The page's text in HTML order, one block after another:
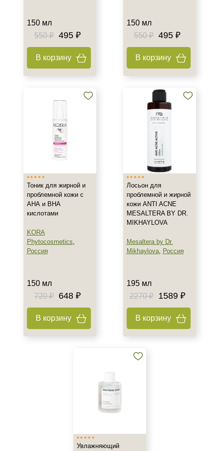
Домашняя
Тип кожи
После 20
Действие
Очищение
Тонизация
Акне
Воспаление
Себорея
Показать еще
150 мл
550 ₽ 495 ₽
В корзину
150 мл
550 ₽ 495 ₽
В корзину
Тоник для жирной и
проблемной кожи с
АНА и ВНА
кислотами
KORA
Phytocosmetics,
Россия
150 мл
720 ₽
648 ₽
В корзину
Лосьон для
проблемной и жирной
кожи ANTI ACNE
MESALTERA BY DR.
MIKHAYLOVA
Mesaltera by Dr.
Mikhaylova, Россия
195 мл
2270 ₽
1589 ₽
В корзину
Увлажняющий